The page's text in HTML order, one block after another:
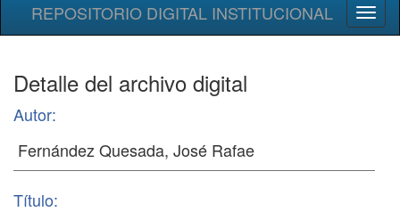
REPOSITORIO DIGITAL INSTITUCIONAL
Detalle del archivo digital
Autor:
Título: